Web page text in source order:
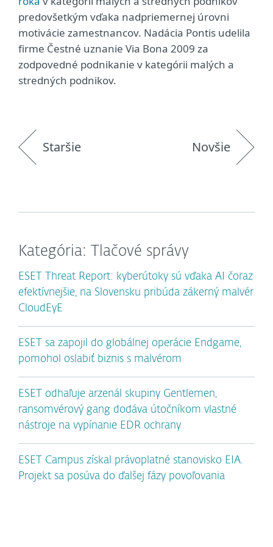
predovšetkým vďaka nadpriemernej úrovni
motivácie zamestnancov. Nadácia Pontis udelila
firme Čestné uznanie Via Bona 2009 za
zodpovedné podnikanie v kategórii malých a
stredných podnikov.
Staršie Novšie
Kategória: Tlačové správy
ESET Threat Report: kyberútoky sú vďaka AI čoraz
efektívnejšie, na Slovensku pribúda zákerný malvér
CloudEyE
ESET sa zapojil do globálnej operácie Endgame,
pomohol oslabiť biznis s malvérom
ESET odhaľuje arzenál skupiny Gentlemen,
ransomvérový gang dodáva útočníkom vlastné
nástroje na vypínanie EDR ochrany
ESET Campus získal právoplatné stanovisko EIA.
Projekt sa posúva do ďalšej fázy povoľovania